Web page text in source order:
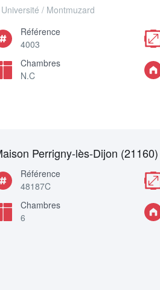
/ Montmuzard
Référence
4003
Chambres
N.C
Perrigny-lès-Dijon
Référence
48187C
Chambres
6